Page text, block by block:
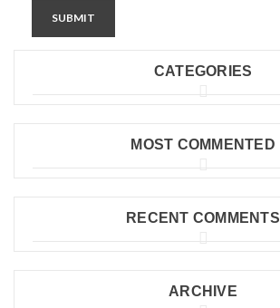
SUBMIT
CATEGORIES
MOST COMMENTED
RECENT COMMENTS
ARCHIVE